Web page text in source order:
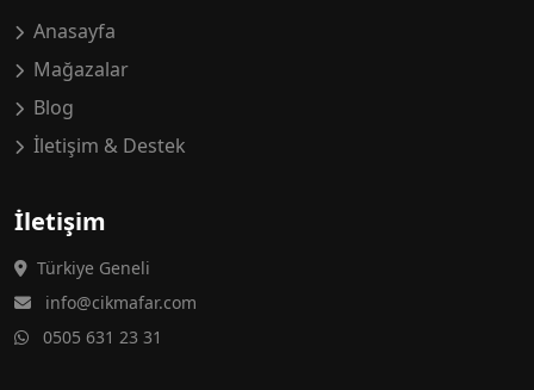
Anasayfa
Mağazalar
Blog
İletişim & Destek
İletişim
Türkiye Geneli
info@cikmafar.com
0505 631 23 31